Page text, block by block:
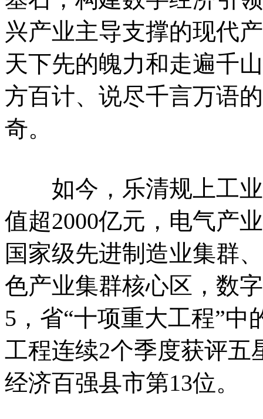
兴产业主导支撑的现代
天下先的魄力和走遍千
方百计、说尽千言万语
奇。
如今，乐清规上工业
值超2000亿元，电气产
国家级先进制造业集群
色产业集群核心区，数
5，省“十项重大工程”中
工程连续2个季度获评五
经济百强县市第13位。